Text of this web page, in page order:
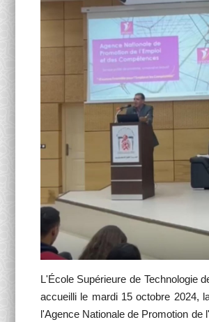
Gallery
Language
Français العربية
L'École Supérieure de Technologie
accueilli le mardi 15 octobre 2024,
l'Agence Nationale de Promotion de